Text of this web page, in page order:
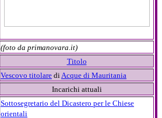
(foto da primanovara.it)
Titolo
Vescovo titolare di Acque di Mauritania
Incarichi attuali
Sottosegretario del Dicastero per le Chiese
orientali